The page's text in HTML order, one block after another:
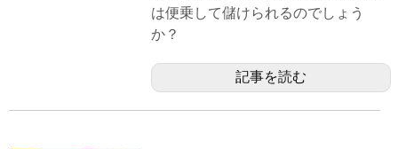
は便乗して儲けられるのでしょう
か？
記事を読む